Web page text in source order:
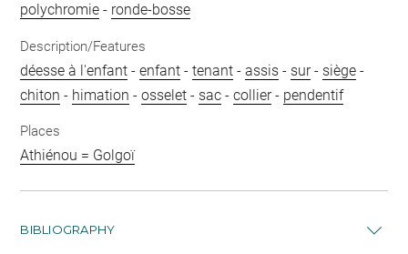
polychromie - ronde-bosse
Description/Features
déesse à l'enfant -enfant -tenant -assis - sur- siège -
chiton - himation -osselet - sac -collier- pendentif
Places
Athiénou = Golgoï
BIBLIOGRAPHY